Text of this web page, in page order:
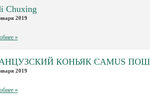
Chuxing
2019
»
КОНЬЯК CAMUS
2019
»